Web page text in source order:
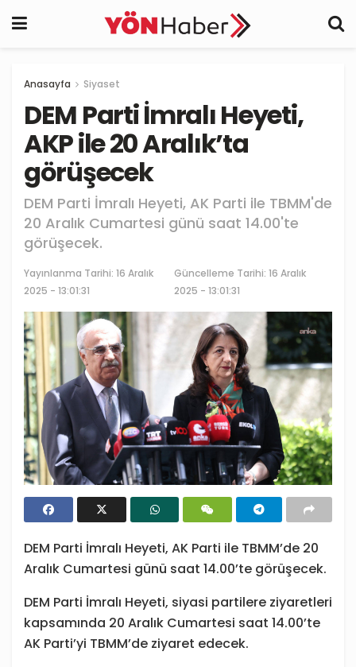
Anasayfa Siyaset
DEM Parti İmralı Heyeti,
AKP ile 20 Aralık’ta
görüşecek
DEM Parti İmralı Heyeti, AK Parti ile TBMM'de
20 Aralık Cumartesi günü saat 14.00'te
görüşecek.
Yayınlanma Tarihi: 16 Aralık
2025 - 13:01:31
Güncelleme Tarihi: 16 Aralık
2025 - 13:01:31
DEM Parti İmralı Heyeti, AK Parti ile TBMM’de 20
Aralık Cumartesi günü saat 14.00’te görüşecek.
DEM Parti İmralı Heyeti, siyasi partilere ziyaretleri
kapsamında 20 Aralık Cumartesi saat 14.00’te
AK Parti’yi TBMM’de ziyaret edecek.